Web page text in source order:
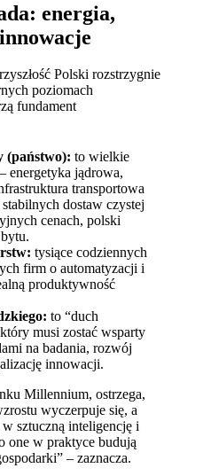
energia,
Polski rozstrzygnie
poziomach
fundament
(państwo): to wielkie
energetyka jądrowa,
transportowa
dostaw czystej
cenach, polski
tysiące codziennych
firm o automatyzacji i
produktywność
to “duch
musi zostać wsparty
na badania, rozwój
innowacji.
Millennium, ostrzega,
wyczerpuje się, a
sztuczną inteligencję i
one w praktyce budują
– zaznacza.